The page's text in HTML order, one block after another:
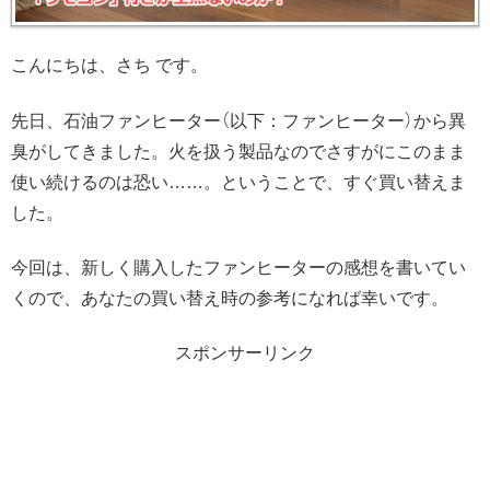
こんにちは、さち です。
先日、石油ファンヒーター（以下：ファンヒーター）から異
臭がしてきました。火を扱う製品なのでさすがにこのまま
使い続けるのは恐い……。ということで、すぐ買い替えま
した。
今回は、新しく購入したファンヒーターの感想を書いてい
くので、あなたの買い替え時の参考になれば幸いです。
スポンサーリンク